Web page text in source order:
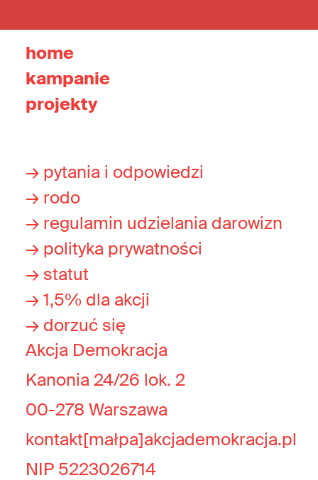
home
kampanie
projekty
→ pytania i odpowiedzi
→ rodo
→ regulamin udzielania darowizn
→ polityka prywatności
→ statut
→ 1,5% dla akcji
→ dorzuć się
Akcja Demokracja
Kanonia 24/26 lok. 2
00-278 Warszawa
kontakt[małpa]akcjademokracja.pl
NIP 5223026714